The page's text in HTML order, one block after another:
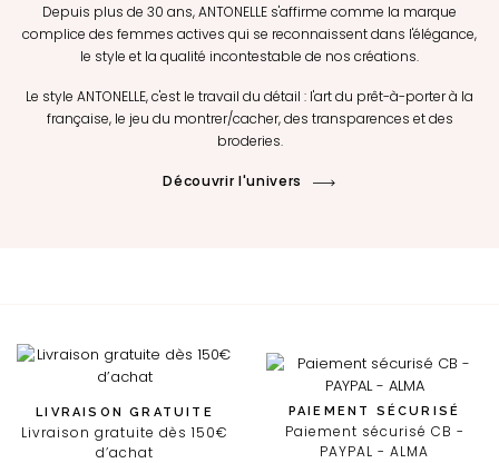
Depuis plus de 30 ans, ANTONELLE s'affirme comme la marque
complice des femmes actives qui se reconnaissent dans l'élégance,
le style et la qualité incontestable de nos créations.
Le style ANTONELLE, c'est le travail du détail : l'art du prêt-à-porter à la
française, le jeu du montrer/cacher, des transparences et des
broderies.
Découvrir l'univers
LIVRAISON GRATUITE
Livraison gratuite dès 150€
d’achat
PAIEMENT SÉCURISÉ
Paiement sécurisé CB -
PAYPAL - ALMA